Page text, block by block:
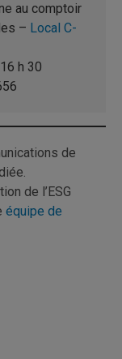
au comptoir
– Local C-
h 30
de
de l’ESG
équipe de